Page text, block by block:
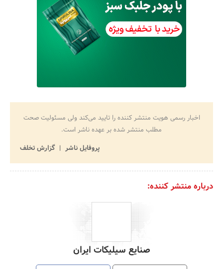
اخبار رسمی هویت منتشر کننده را تایید می‌کند ولی مسئولیت صحت
مطلب منتشر شده بر عهده ناشر است.
پروفایل ناشر
گزارش تخلف
درباره منتشر کننده:
صنایع سیلیکات ایران